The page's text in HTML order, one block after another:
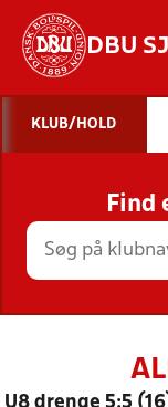
DBU
KLUB/HOLD
Find
U8 drenge 5:5